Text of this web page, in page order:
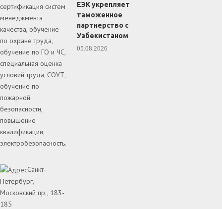
сертификация систем
менеджмента
качества, обучение
по охране труда,
обучение по ГО и ЧС,
специальная оценка
условий труда, СОУТ,
обучение по
пожарной
безопасности,
повышение
квалификации,
электробезопасность.
Санкт-
Петербург,
Московский пр., 183-
185
ЕЭК укрепляет
таможенное
партнерство с
Узбекистаном
05.08.2026